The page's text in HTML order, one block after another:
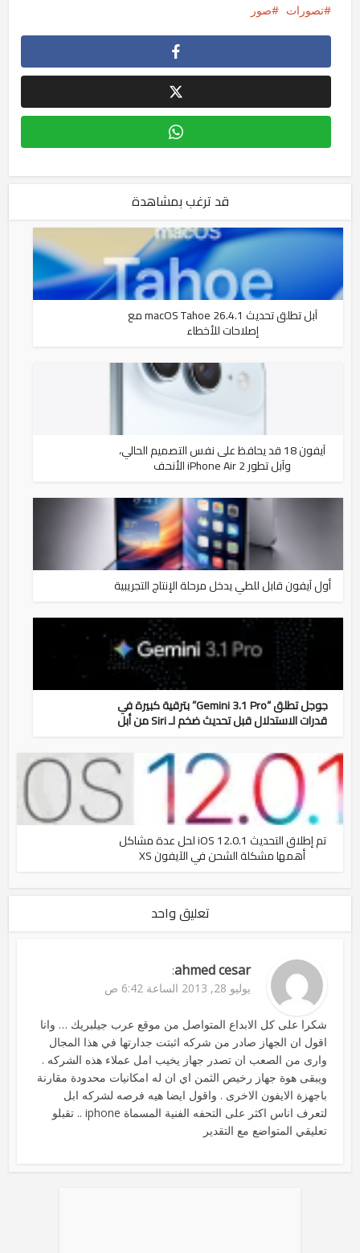
تصورات صور
قد ترغب بمشاهدة
آبل تطلق تحديث macOS Tahoe 26.4.1 مع
إصلاحات للأخطاء
آيفون 18 قد يحافظ على نفس التصميم الحالي،
وآبل تطور iPhone Air 2 الأنحف
أول آيفون قابل للطي يدخل مرحلة الإنتاج التجريبية
جوجل تطلق “Gemini 3.1 Pro” بترقية كبيرة في
قدرات الاستدلال قبل تحديث ضخم لـ Siri من أبل
تم إطلاق التحديث iOS 12.0.1 لحل عدة مشاكل
أهمها مشكلة الشحن في الآيفون XS
تعليق واحد
ahmed cesar
:
يوليو 28, 2013 الساعة 6:42 ص
شكرا على كل الابداع المتواصل من موقع عرب جيلبريك … وانا
اقول ان الجهاز صادر من شركه اثبتت جدارتها في هذا المجال
وارى من الصعب ان تصدر جهاز يخيب امل عملاء هذه الشركه .
ويبقى هوة جهاز رخيص الثمن اي ان له امكانيات محدودة مقارنة
باجهزة الايفون الاخرى . واقول ايضا هيه فرصه لشركه ابل
لتعرف اناس اكثر على التحفه الفنية المسماة iphone .. تقبلو
تعليقي المتواضع مع التقدير